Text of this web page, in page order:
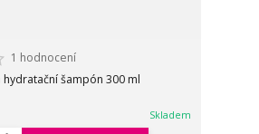
1 hodnocení
šampón 300 ml
Skladem